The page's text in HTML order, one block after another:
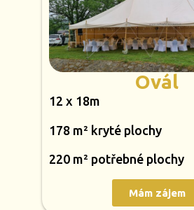
Ovál
12 x 18m
178 m² kryté plochy
220 m² potřebné plochy
Mám zájem